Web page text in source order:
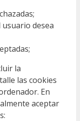
desea
la
las cookies
En
aceptar